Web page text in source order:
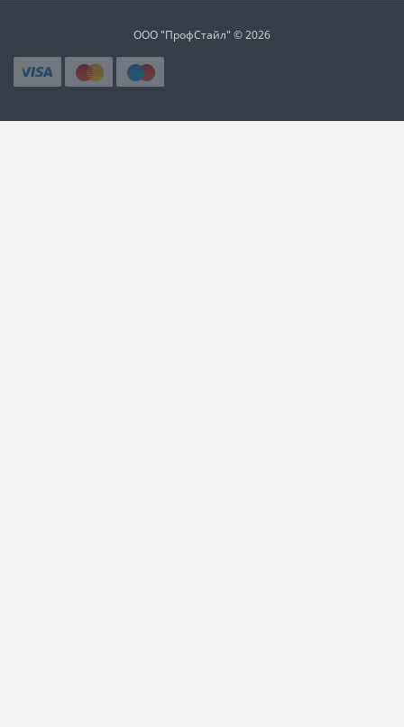
ООО "ПрофСтайл" © 2026